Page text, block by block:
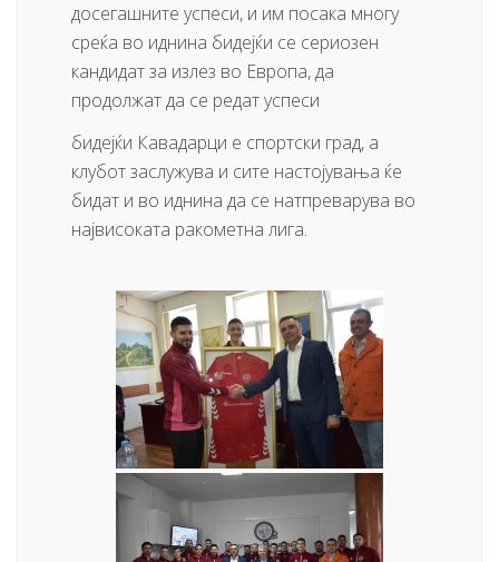
досегашните успеси, и им посака многу
среќа во иднина бидејќи се сериозен
кандидат за излез во Европа, да
продолжат да се редат успеси
бидејќи Кавадарци е спортски град, а
клубот заслужува и сите настојувања ќе
бидат и во иднина да се натпреварува во
највисоката ракометна лига.